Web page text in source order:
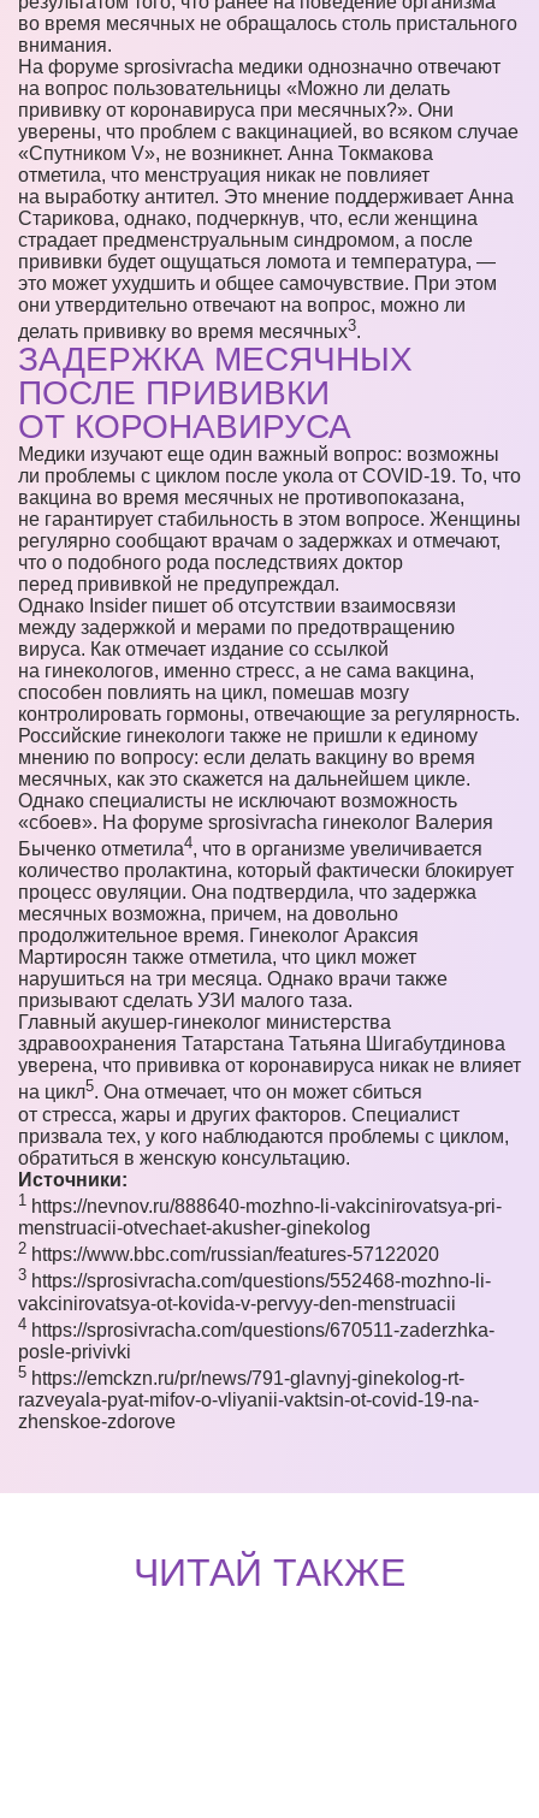
во время месячных не обращалось столь пристального
внимания.
На форуме sprosivracha медики однозначно отвечают
на вопрос пользовательницы «Можно ли делать
прививку от коронавируса при месячных?». Они
уверены, что проблем с вакцинацией, во всяком случае
«Спутником V», не возникнет. Анна Токмакова
отметила, что менструация никак не повлияет
на выработку антител. Это мнение поддерживает Анна
Старикова, однако, подчеркнув, что, если женщина
страдает предменструальным синдромом, а после
прививки будет ощущаться ломота и температура, —
это может ухудшить и общее самочувствие. При этом
они утвердительно отвечают на вопрос, можно ли
делать прививку во время месячных3.
ЗАДЕРЖКА МЕСЯЧНЫХ
ПОСЛЕ ПРИВИВКИ
ОТ КОРОНАВИРУСА
Медики изучают еще один важный вопрос: возможны
ли проблемы с циклом после укола от COVID-19. То, что
вакцина во время месячных не противопоказана,
не гарантирует стабильность в этом вопросе. Женщины
регулярно сообщают врачам о задержках и отмечают,
что о подобного рода последствиях доктор
перед прививкой не предупреждал.
Однако Insider пишет об отсутствии взаимосвязи
между задержкой и мерами по предотвращению
вируса. Как отмечает издание со ссылкой
на гинекологов, именно стресс, а не сама вакцина,
способен повлиять на цикл, помешав мозгу
контролировать гормоны, отвечающие за регулярность.
Российские гинекологи также не пришли к единому
мнению по вопросу: если делать вакцину во время
месячных, как это скажется на дальнейшем цикле.
Однако специалисты не исключают возможность
«сбоев». На форуме sprosivracha гинеколог Валерия
Быченко отметила4, что в организме увеличивается
количество пролактина, который фактически блокирует
процесс овуляции. Она подтвердила, что задержка
месячных возможна, причем, на довольно
продолжительное время. Гинеколог Араксия
Мартиросян также отметила, что цикл может
нарушиться на три месяца. Однако врачи также
призывают сделать УЗИ малого таза.
Главный акушер-гинеколог министерства
здравоохранения Татарстана Татьяна Шигабутдинова
уверена, что прививка от коронавируса никак не влияет
на цикл5. Она отмечает, что он может сбиться
от стресса, жары и других факторов. Специалист
призвала тех, у кого наблюдаются проблемы с циклом,
обратиться в женскую консультацию.
Источники:
1 ​​https://nevnov.ru/888640-mozhno-li-vakcinirovatsya-pri-
menstruacii-otvechaet-akusher-ginekolog
2 https://www.bbc.com/russian/features-57122020
3 https://sprosivracha.com/questions/552468-mozhno-li-
vakcinirovatsya-ot-kovida-v-pervyy-den-menstruacii
4 https://sprosivracha.com/questions/670511-zaderzhka-
posle-privivki
5 https://emckzn.ru/pr/news/791-glavnyj-ginekolog-rt-
razveyala-pyat-mifov-o-vliyanii-vaktsin-ot-covid-19-na-
zhenskoe-zdorove
ЧИТАЙ ТАКЖЕ